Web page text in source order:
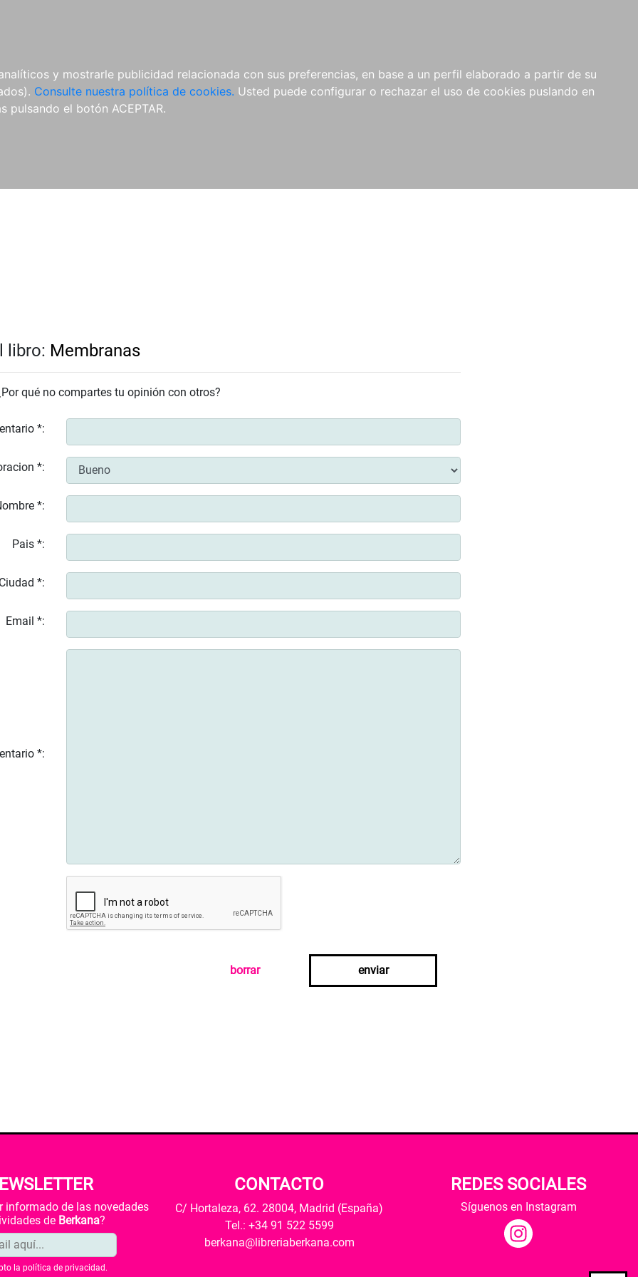
y mostrarle publicidad relacionada con sus preferencias, en base a un perfil elaborado a partir de su
Consulte nuestra política de cookies. Usted puede configurar o rechazar el uso de cookies puslando en
pulsando el botón ACEPTAR.
libro: Membranas
qué no compartes tu opinión con otros?
*:
*:
*:
Pais *:
*:
Email *:
*:
borrar enviar
informado de las novedades
de Berkana?
la política de privacidad .
CONTACTO
C/ Hortaleza, 62. 28004, Madrid (España)
Tel.: +34 91 522 5599
berkana@libreriaberkana.com
REDES SOCIALES
Síguenos en Instagram